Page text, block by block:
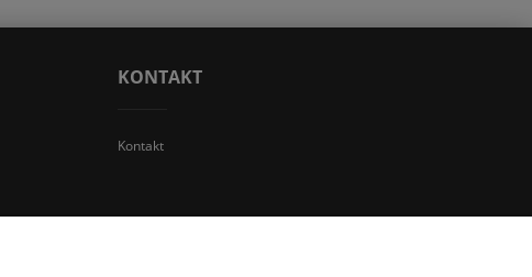
KONTAKT
Kontakt
Przemysław Stoń | NIP: 6312213594 | REGON: 276403698